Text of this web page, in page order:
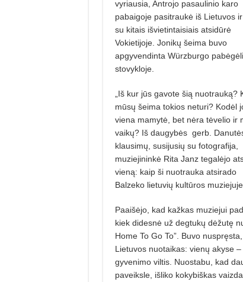
vyriausia, Antrojo pasaulinio karo
pabaigoje pasitraukė iš Lietuvos
su kitais išvietintaisiais atsidūrė
Vokietijoje. Jonikų šeima buvo
apgyvendinta Würzburgo
stovykloje.
„Iš kur jūs gavote šią nuotrauką?
mūsų šeima tokios neturi? Kodėl
viena mamytė, bet nėra tėvelio ir
vaikų? Iš daugybės gerb.
klausimų, susijusių su fotografija,
muziejininkė Rita Janz tegalėjo
vieną: kaip ši nuotrauka atsirado
Balzeko lietuvių kultūros muziejuje.
Paaišėjo, kad kažkas muziejui
kiek didesnė už degtukų dėžutę
Home To Go To”. Buvo
Lietuvos nuotaikas: vienų akyse
gyvenimo viltis. Nuostabu, kad
paveiksle, išliko kokybiškas